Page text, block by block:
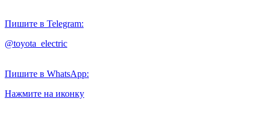
Пишите в Telegram:
@toyota_electric
Пишите в WhatsApp:
Нажмите на иконку